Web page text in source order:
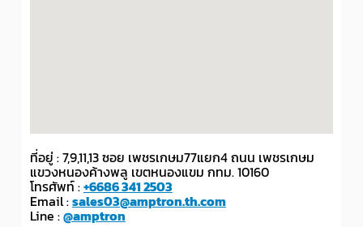
ที่อยู่ : 7,9,11,13 ซอย เพชรเกษม77แยก4 ถนน เพชรเกษม
แขวงหนองค้างพลู เขตหนองแขม กทม. 10160
โทรศัพท์ :+6686 341 2503
Email :sales03@amptron.th.com
Line :@amptron